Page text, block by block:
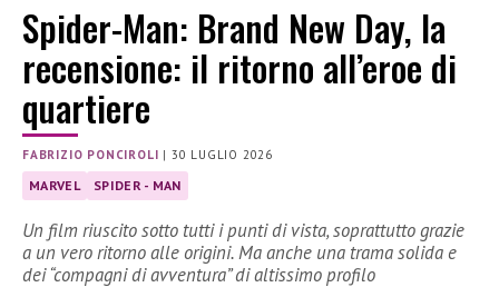
Spider-Man: Brand New Day, la
recensione: il ritorno all’eroe di
quartiere
FABRIZIO PONCIROLI | 30 LUGLIO 2026
MARVEL SPIDER - MAN
Un film riuscito sotto tutti i punti di vista, soprattutto grazie
a un vero ritorno alle origini. Ma anche una trama solida e
dei “compagni di avventura” di altissimo profilo